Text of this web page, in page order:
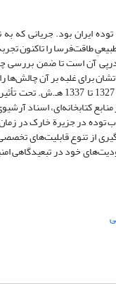
ایران بود. جریانی
طاقت‌فرسا را تاکنون
آن است تا ضمن
در فاصله سال‌های 1327 تا 1337 هـ.ش.
است که: زندگی تبعیدیان حزب توده
کتابخانه‌ای، اسناد
در جزیرة خارک در زمان
از تنوع قابلیت‌های
خود در تبعیدگاهی